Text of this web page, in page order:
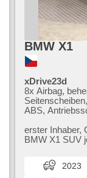
BMW X1
xDrive23d
8x Airbag,
ABS,
Elektronisches
erster Inhaber,​
BMW X1 SUV
2023